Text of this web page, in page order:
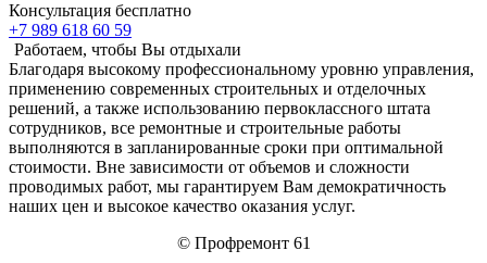
Консультация бесплатно
+7 989 618 60 59
Работаем, чтобы Вы отдыхали
Благодаря высокому профессиональному уровню управления,
применению современных строительных и отделочных
решений, а также использованию первоклассного штата
сотрудников, все ремонтные и строительные работы
выполняются в запланированные сроки при оптимальной
стоимости. Вне зависимости от объемов и сложности
проводимых работ, мы гарантируем Вам демократичность
наших цен и высокое качество оказания услуг.
© Профремонт 61